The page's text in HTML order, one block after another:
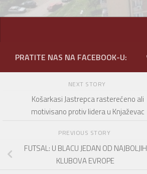
PRATITE NAS NA FACEBOOK-U:
NEXT STORY
Košarkasi Jastrepca rasterećeno ali
motivisano protiv lidera u Knjaževac
PREVIOUS STORY
FUTSAL: U BLACU JEDAN OD NAJBOLJIH
KLUBOVA EVROPE